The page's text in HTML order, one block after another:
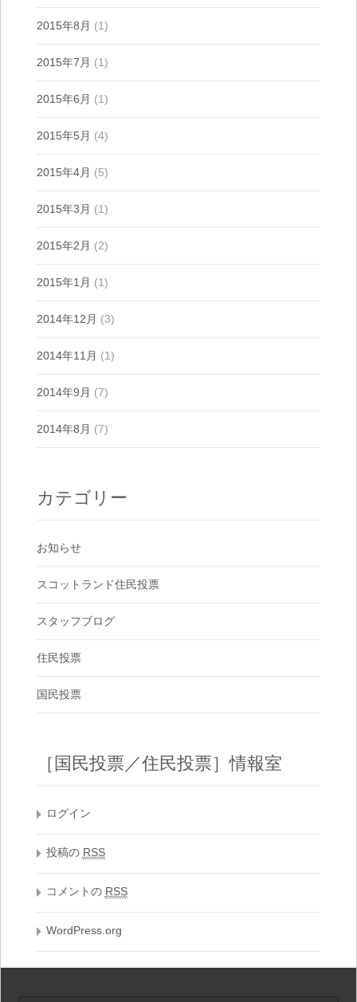
2015年8月 (1)
2015年7月 (1)
2015年6月 (1)
2015年5月 (4)
2015年4月 (5)
2015年3月 (1)
2015年2月 (2)
2015年1月 (1)
2014年12月 (3)
2014年11月 (1)
2014年9月 (7)
2014年8月 (7)
カテゴリー
お知らせ
スコットランド住民投票
スタッフブログ
住民投票
国民投票
［国民投票／住民投票］情報室
ログイン
投稿の RSS
コメントの RSS
WordPress.org